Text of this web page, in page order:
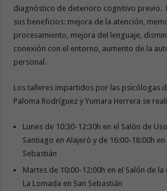
diagnóstico de deterioro cognitivo previo.
sus beneficios: mejora de la atención,
procesamiento, mejora del lenguaje,
conexión con el entorno, aumento de la
personal.
Los talleres impartidos por las psicólogas
Paloma Rodríguez y Yumara Herrera se
Lunes de 10:30-12:30h en el Salón de
Santiago en Alajeró y de 16:00-18:00h en
Sebastián
Martes de 10:00-12:00h en el Salón de la
La Lomada en San Sebastián